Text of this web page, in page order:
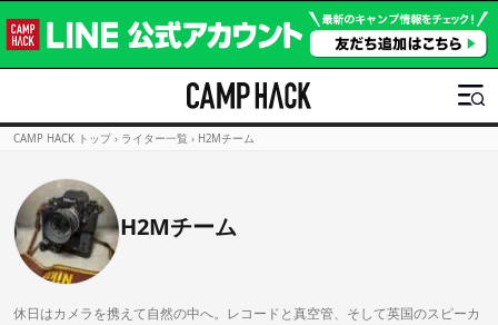
CAMP HACK トップ › ライター一覧 › H2Mチーム
H2Mチーム
休日はカメラを携えて自然の中へ。レコードと真空管、そして英国のスピーカ